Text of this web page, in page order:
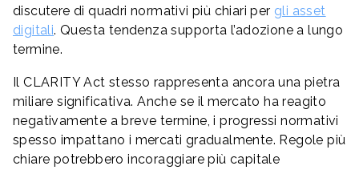
discutere di quadri normativi più chiari per gli asset
digitali. Questa tendenza supporta l’adozione a lungo
termine.
Il CLARITY Act stesso rappresenta ancora una pietra
miliare significativa. Anche se il mercato ha reagito
negativamente a breve termine, i progressi normativi
spesso impattano i mercati gradualmente. Regole più
chiare potrebbero incoraggiare più capitale